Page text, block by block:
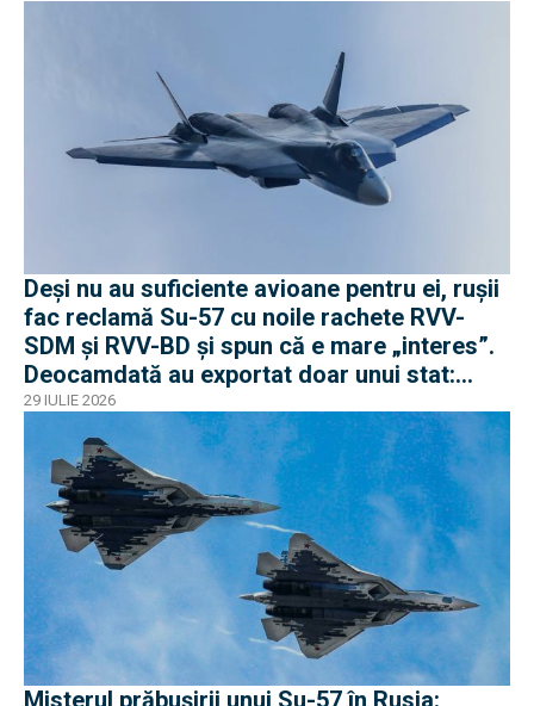
Deși nu au suficiente avioane pentru ei, rușii
fac reclamă Su-57 cu noile rachete RVV-
SDM și RVV-BD și spun că e mare „interes”.
Deocamdată au exportat doar unui stat:
Algeria
29 IULIE 2026
Misterul prăbușirii unui Su-57 în Rusia: